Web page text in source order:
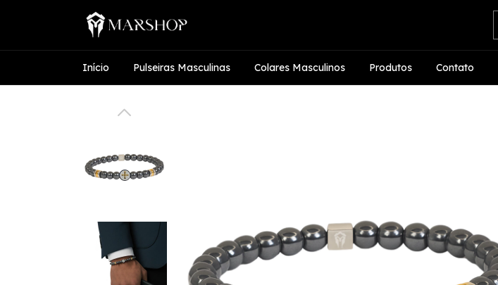
Início Pulseiras Masculinas Colares Masculinos Produtos Contato